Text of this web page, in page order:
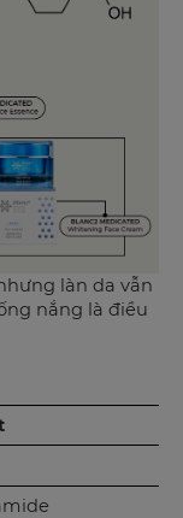
làn da vẫn
nắng là điều